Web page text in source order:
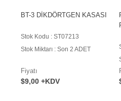
BT-3 DİKDÖRTGEN KASASI
Stok Kodu : ST07213
Stok Miktarı : Son 2 ADET
Fiyatı
$9,00 +KDV